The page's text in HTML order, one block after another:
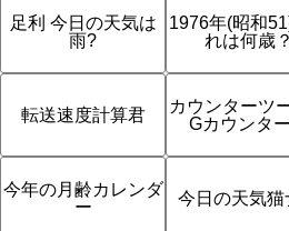
足利 今日の天気は
雨?
1976年(昭和
れは何歳？
転送速度計算君
カウンターツ
Gカウンター
今年の月齢カレンダ
ー
今日の天気猫